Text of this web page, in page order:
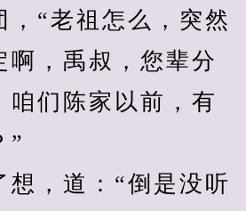
，“老祖怎么，突然
啊，禹叔，您辈分
咱们陈家以前，有
”
，道：“倒是没听